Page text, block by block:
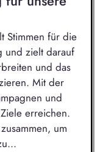
Stimmen für die
und zielt darauf
und das
Mit der
und
erreichen.
um